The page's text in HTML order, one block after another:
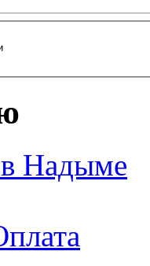
Надыме